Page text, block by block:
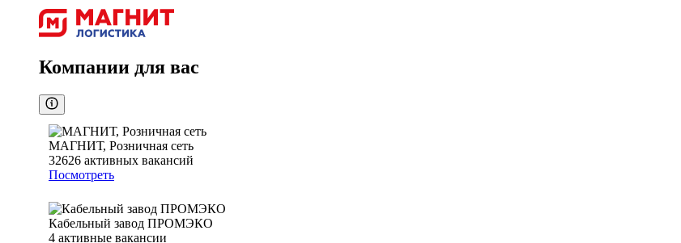
Компании для вас
МАГНИТ, Розничная сеть
32626 активных вакансий
Посмотреть
Кабельный завод ПРОМЭКО
4 активные вакансии